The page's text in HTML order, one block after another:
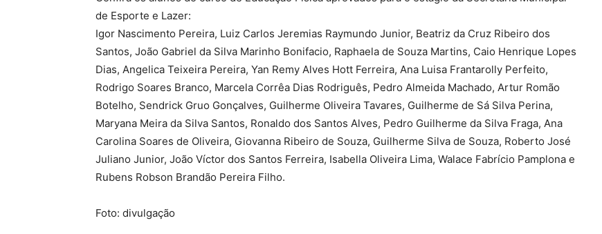
de Esporte e Lazer:
Igor Nascimento Pereira, Luiz Carlos Jeremias Raymundo Junior, Beatriz da Cruz Ribeiro dos
Santos, João Gabriel da Silva Marinho Bonifacio, Raphaela de Souza Martins, Caio Henrique Lopes
Dias, Angelica Teixeira Pereira, Yan Remy Alves Hott Ferreira, Ana Luisa Frantarolly Perfeito,
Rodrigo Soares Branco, Marcela Corrêa Dias Rodriguês, Pedro Almeida Machado, Artur Romão
Botelho, Sendrick Gruo Gonçalves, Guilherme Oliveira Tavares, Guilherme de Sá Silva Perina,
Maryana Meira da Silva Santos, Ronaldo dos Santos Alves, Pedro Guilherme da Silva Fraga, Ana
Carolina Soares de Oliveira, Giovanna Ribeiro de Souza, Guilherme Silva de Souza, Roberto José
Juliano Junior, João Víctor dos Santos Ferreira, Isabella Oliveira Lima, Walace Fabrício Pamplona e
Rubens Robson Brandão Pereira Filho.
Foto: divulgação